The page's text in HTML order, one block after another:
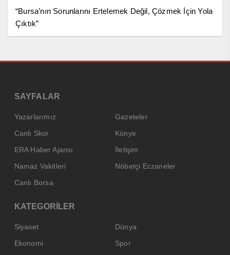
“Bursa’nın Sorunlarını Ertelemek Değil, Çözmek İçin Yola
Çıktık”
SAYFALAR
Yazarlarımız
Gazeteler
Canlı Skor
Künye
ERA Haber Ajansı
İletişim
Namaz Vakitleri
Nöbetçi Eczaneler
Canlı Borsa
KATEGORİLER
Siyaset
Dünya
Ekonomi
Spor